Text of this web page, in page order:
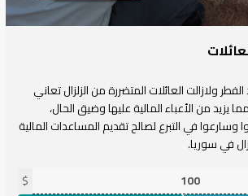
ولازالت العائلات المتضررة من الزلزال تعاني
من الأعباء المالية عليها وضيق الحال،
في التبرع لصالح تقديم المساعدات المالية
في سوريا.
$